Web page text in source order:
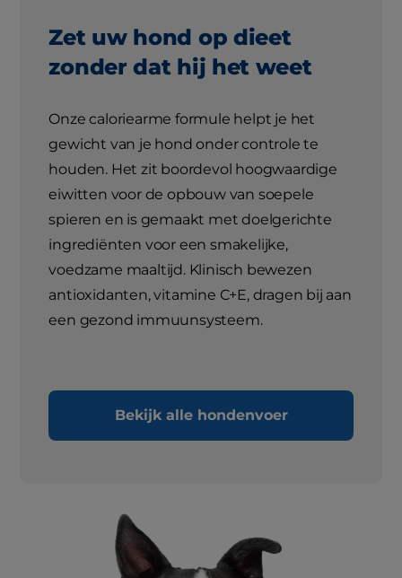
Zet uw hond op dieet
zonder dat hij het weet
Onze caloriearme formule helpt je het
gewicht van je hond onder controle te
houden. Het zit boordevol hoogwaardige
eiwitten voor de opbouw van soepele
spieren en is gemaakt met doelgerichte
ingrediënten voor een smakelijke,
voedzame maaltijd. Klinisch bewezen
antioxidanten, vitamine C+E, dragen bij aan
een gezond immuunsysteem.
Bekijk alle hondenvoer